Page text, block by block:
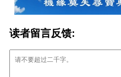
读者留言反馈: